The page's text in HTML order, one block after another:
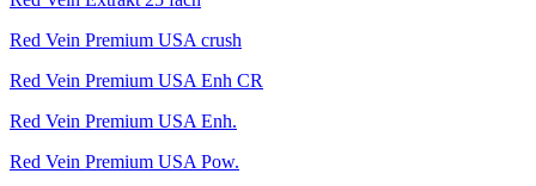
Red Vein Premium USA crush
Red Vein Premium USA Enh CR
Red Vein Premium USA Enh.
Red Vein Premium USA Pow.